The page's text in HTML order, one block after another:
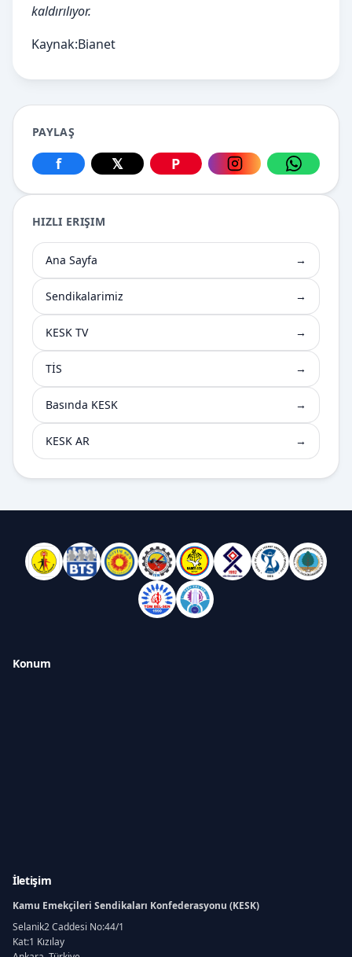
kaldırılıyor.
Kaynak:Bianet
PAYLAŞ
Facebook üzerinden paylaş
f
X üzerinden paylaş
𝕏
Pinterest üzerinden paylaş
P
Instagram
HIZLI ERIŞIM
Ana Sayfa →
Sendikalarimiz →
KESK TV →
TİS →
Basında KESK →
KESK AR →
Konum
İletişim
Kamu Emekçileri Sendikaları Konfederasyonu (KESK)
Selanik2 Caddesi No:44/1
Kat:1 Kızılay